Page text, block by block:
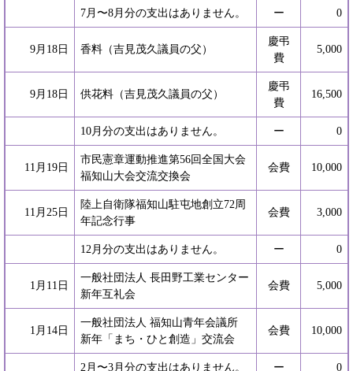
7月〜8月分の支出はありません。 ー 0
9月18日 香料（吉見茂久議員の父）
慶弔
費
5,000
9月18日 供花料（吉見茂久議員の父）
慶弔
費
16,500
10月分の支出はありません。 ー 0
11月19日
市民憲章運動推進第56回全国大会
福知山大会交流交換会
会費 10,000
11月25日
陸上自衛隊福知山駐屯地創立72周
年記念行事
会費 3,000
12月分の支出はありません。 ー 0
1月11日
一般社団法人 長田野工業センター
新年互礼会
会費 5,000
1月14日
一般社団法人 福知山青年会議所
新年「まち・ひと創造」交流会
会費 10,000
2月〜3月分の支出はありません。 ー 0